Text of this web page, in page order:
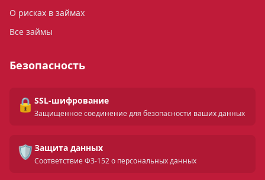
О рисках в займах
Все займы
Безопасность
🔒 SSL-шифрование
Защищенное соединение для безопасности ваших данных
🛡️ Защита данных
Соответствие ФЗ-152 о персональных данных